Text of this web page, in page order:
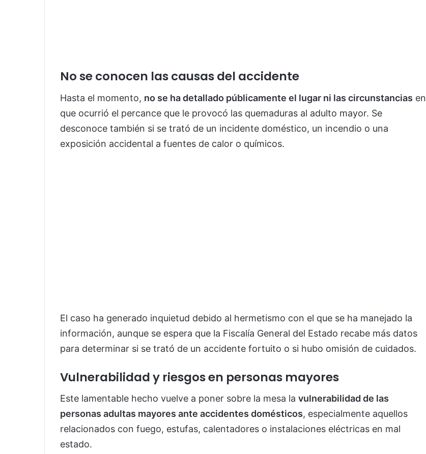
No se conocen las causas del accidente
Hasta el momento, no se ha detallado públicamente el lugar ni las circunstancias en
que ocurrió el percance que le provocó las quemaduras al adulto mayor. Se
desconoce también si se trató de un incidente doméstico, un incendio o una
exposición accidental a fuentes de calor o químicos.
El caso ha generado inquietud debido al hermetismo con el que se ha manejado la
información, aunque se espera que la Fiscalía General del Estado recabe más datos
para determinar si se trató de un accidente fortuito o si hubo omisión de cuidados.
Vulnerabilidad y riesgos en personas mayores
Este lamentable hecho vuelve a poner sobre la mesa la vulnerabilidad de las
personas adultas mayores ante accidentes domésticos, especialmente aquellos
relacionados con fuego, estufas, calentadores o instalaciones eléctricas en mal
estado.